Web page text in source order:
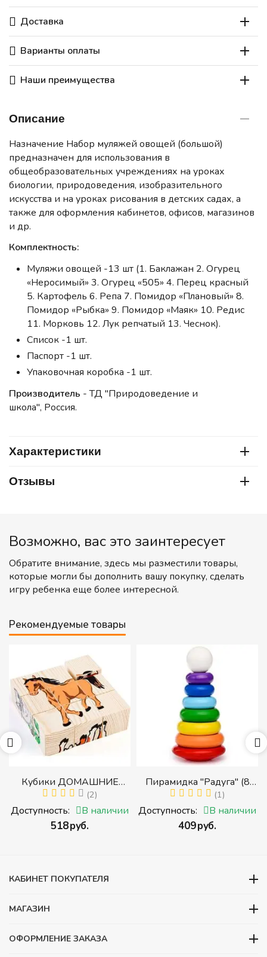
Доставка
Варианты оплаты
Наши преимущества
Описание
Назначение Набор муляжей овощей (большой)
предназначен для использования в
общеобразовательных учреждениях на уроках
биологии, природоведения, изобразительного
искусства и на уроках рисования в детских садах, а
также для оформления кабинетов, офисов, магазинов
и др.
Комплектность:
Муляжи овощей -13 шт (1. Баклажан 2. Огурец
«Неросимый» 3. Огурец «505» 4. Перец красный
5. Картофель 6. Репа 7. Помидор «Плановый» 8.
Помидор «Рыбка» 9. Помидор «Маяк» 10. Редис
11. Морковь 12. Лук репчатый 13. Чеснок).
Список -1 шт.
Паспорт -1 шт.
Упаковочная коробка -1 шт.
Производитель - ТД "Природоведение и
школа", Россия.
Характеристики
Отзывы
Возможно, вас это заинтересует
Обратите внимание, здесь мы разместили товары,
которые могли бы дополнить вашу покупку, сделать
игру ребенка еще более интересной.
Рекомендуемые товары
Кубики ДОМАШНИЕ
ЖИВОТНЫЕ (Томик)
(Набор кубиков
разрезных (складных))
(2)
Доступность: В наличии
‍518‍руб.
Пирамидка "Радуга" (8
деталей) (Пирамидка
среднего размера)
(1)
Доступность: В наличии
‍409‍руб.
КАБИНЕТ ПОКУПАТЕЛЯ
МАГАЗИН
ОФОРМЛЕНИЕ ЗАКАЗА